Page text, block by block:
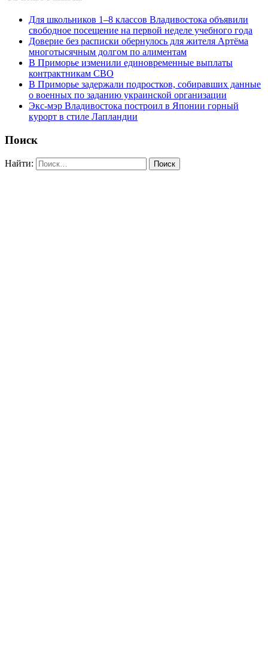
Для школьников 1–8 классов Владивостока объявили
свободное посещение на первой неделе учебного года
Доверие без расписки обернулось для жителя Артёма
многотысячным долгом по алиментам
В Приморье изменили единовременные выплаты
контрактникам СВО
В Приморье задержали подростков, собиравших данные
о военных по заданию украинской организации
Экс-мэр Владивостока построил в Японии горный
курорт в стиле Лапландии
Поиск
Найти: